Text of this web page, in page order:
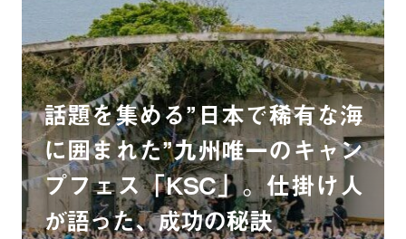
話題を集める”日本で稀有な海
に囲まれた”九州唯一のキャン
プフェス「KSC」。仕掛け人
が語った、成功の秘訣